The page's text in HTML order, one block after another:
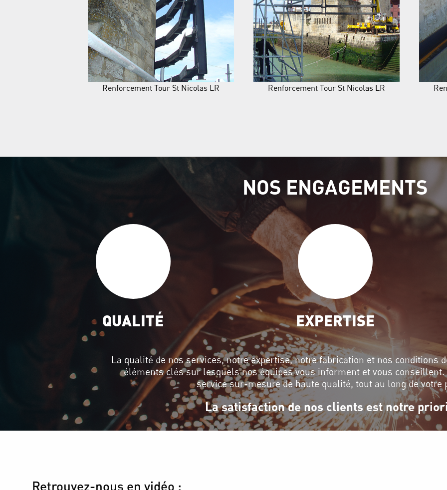
Renforcement Tour St Nicolas LR Renforcement Tour St Nicolas LR
NOS ENGAGEMENTS
QUALITÉ EXPERTISE
La qualité de nos services, notre expertise, notre fabrication et nos conditions
éléments clés sur lesquels nos équipes vous informent et vous
service sur-mesure de haute qualité, tout au long de votre
La satisfaction de nos clients est notre
Retrouvez-nous en vidéo :